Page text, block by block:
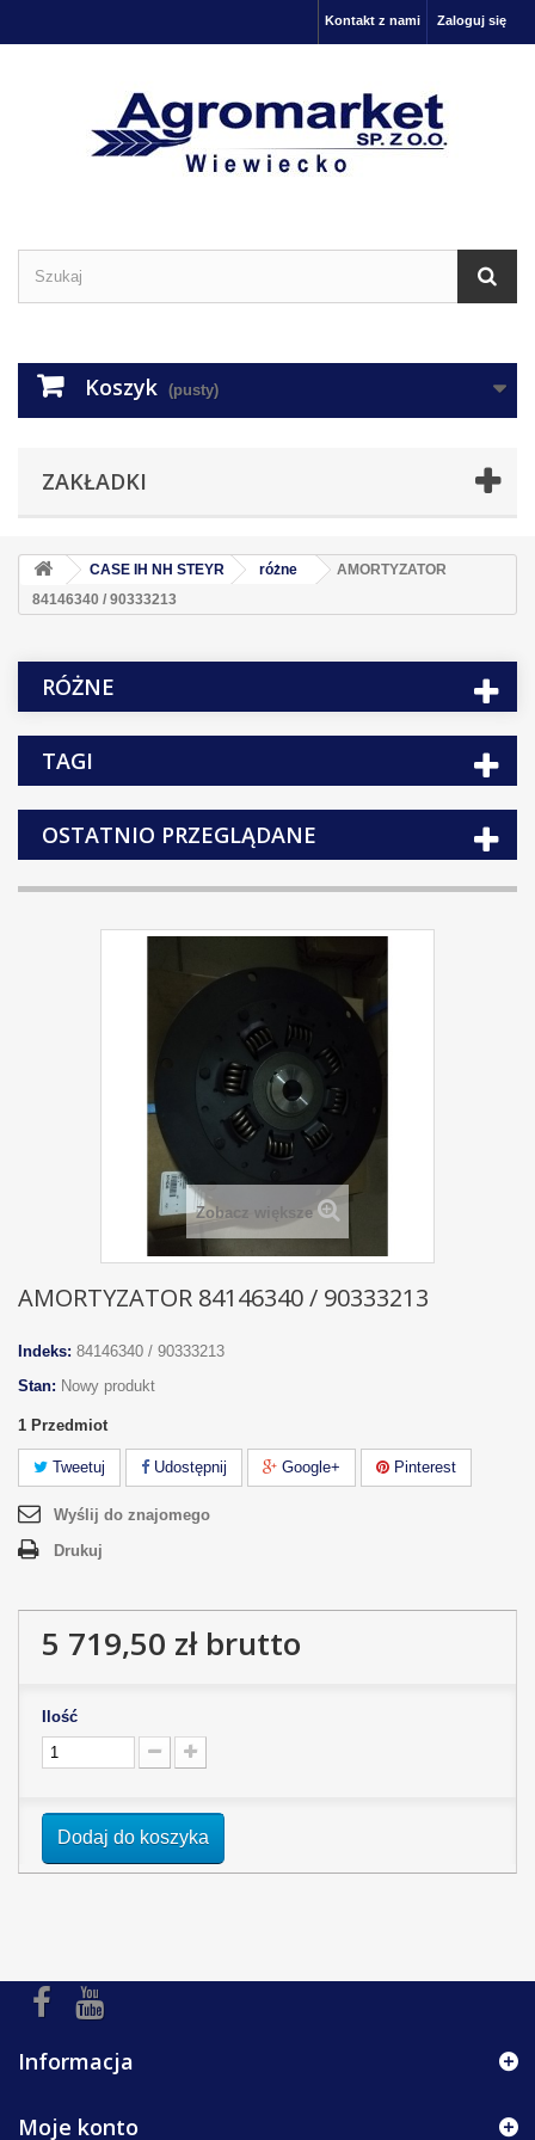
Zaloguj się
Kontakt z nami
Koszyk (pusty)
ZAKŁADKI
CASE IH NH STEYR różne
AMORTYZATOR
84146340 / 90333213
RÓŻNE
TAGI
OSTATNIO PRZEGLĄDANE
Zobacz większe
AMORTYZATOR 84146340 / 90333213
Indeks: 84146340 / 90333213
Stan: Nowy produkt
1 Przedmiot
Tweetuj Udostępnij Google+ Pinterest
Wyślij do znajomego
Drukuj
5 719,50 złbrutto
Ilość
Dodaj do koszyka
Informacja
Moje konto